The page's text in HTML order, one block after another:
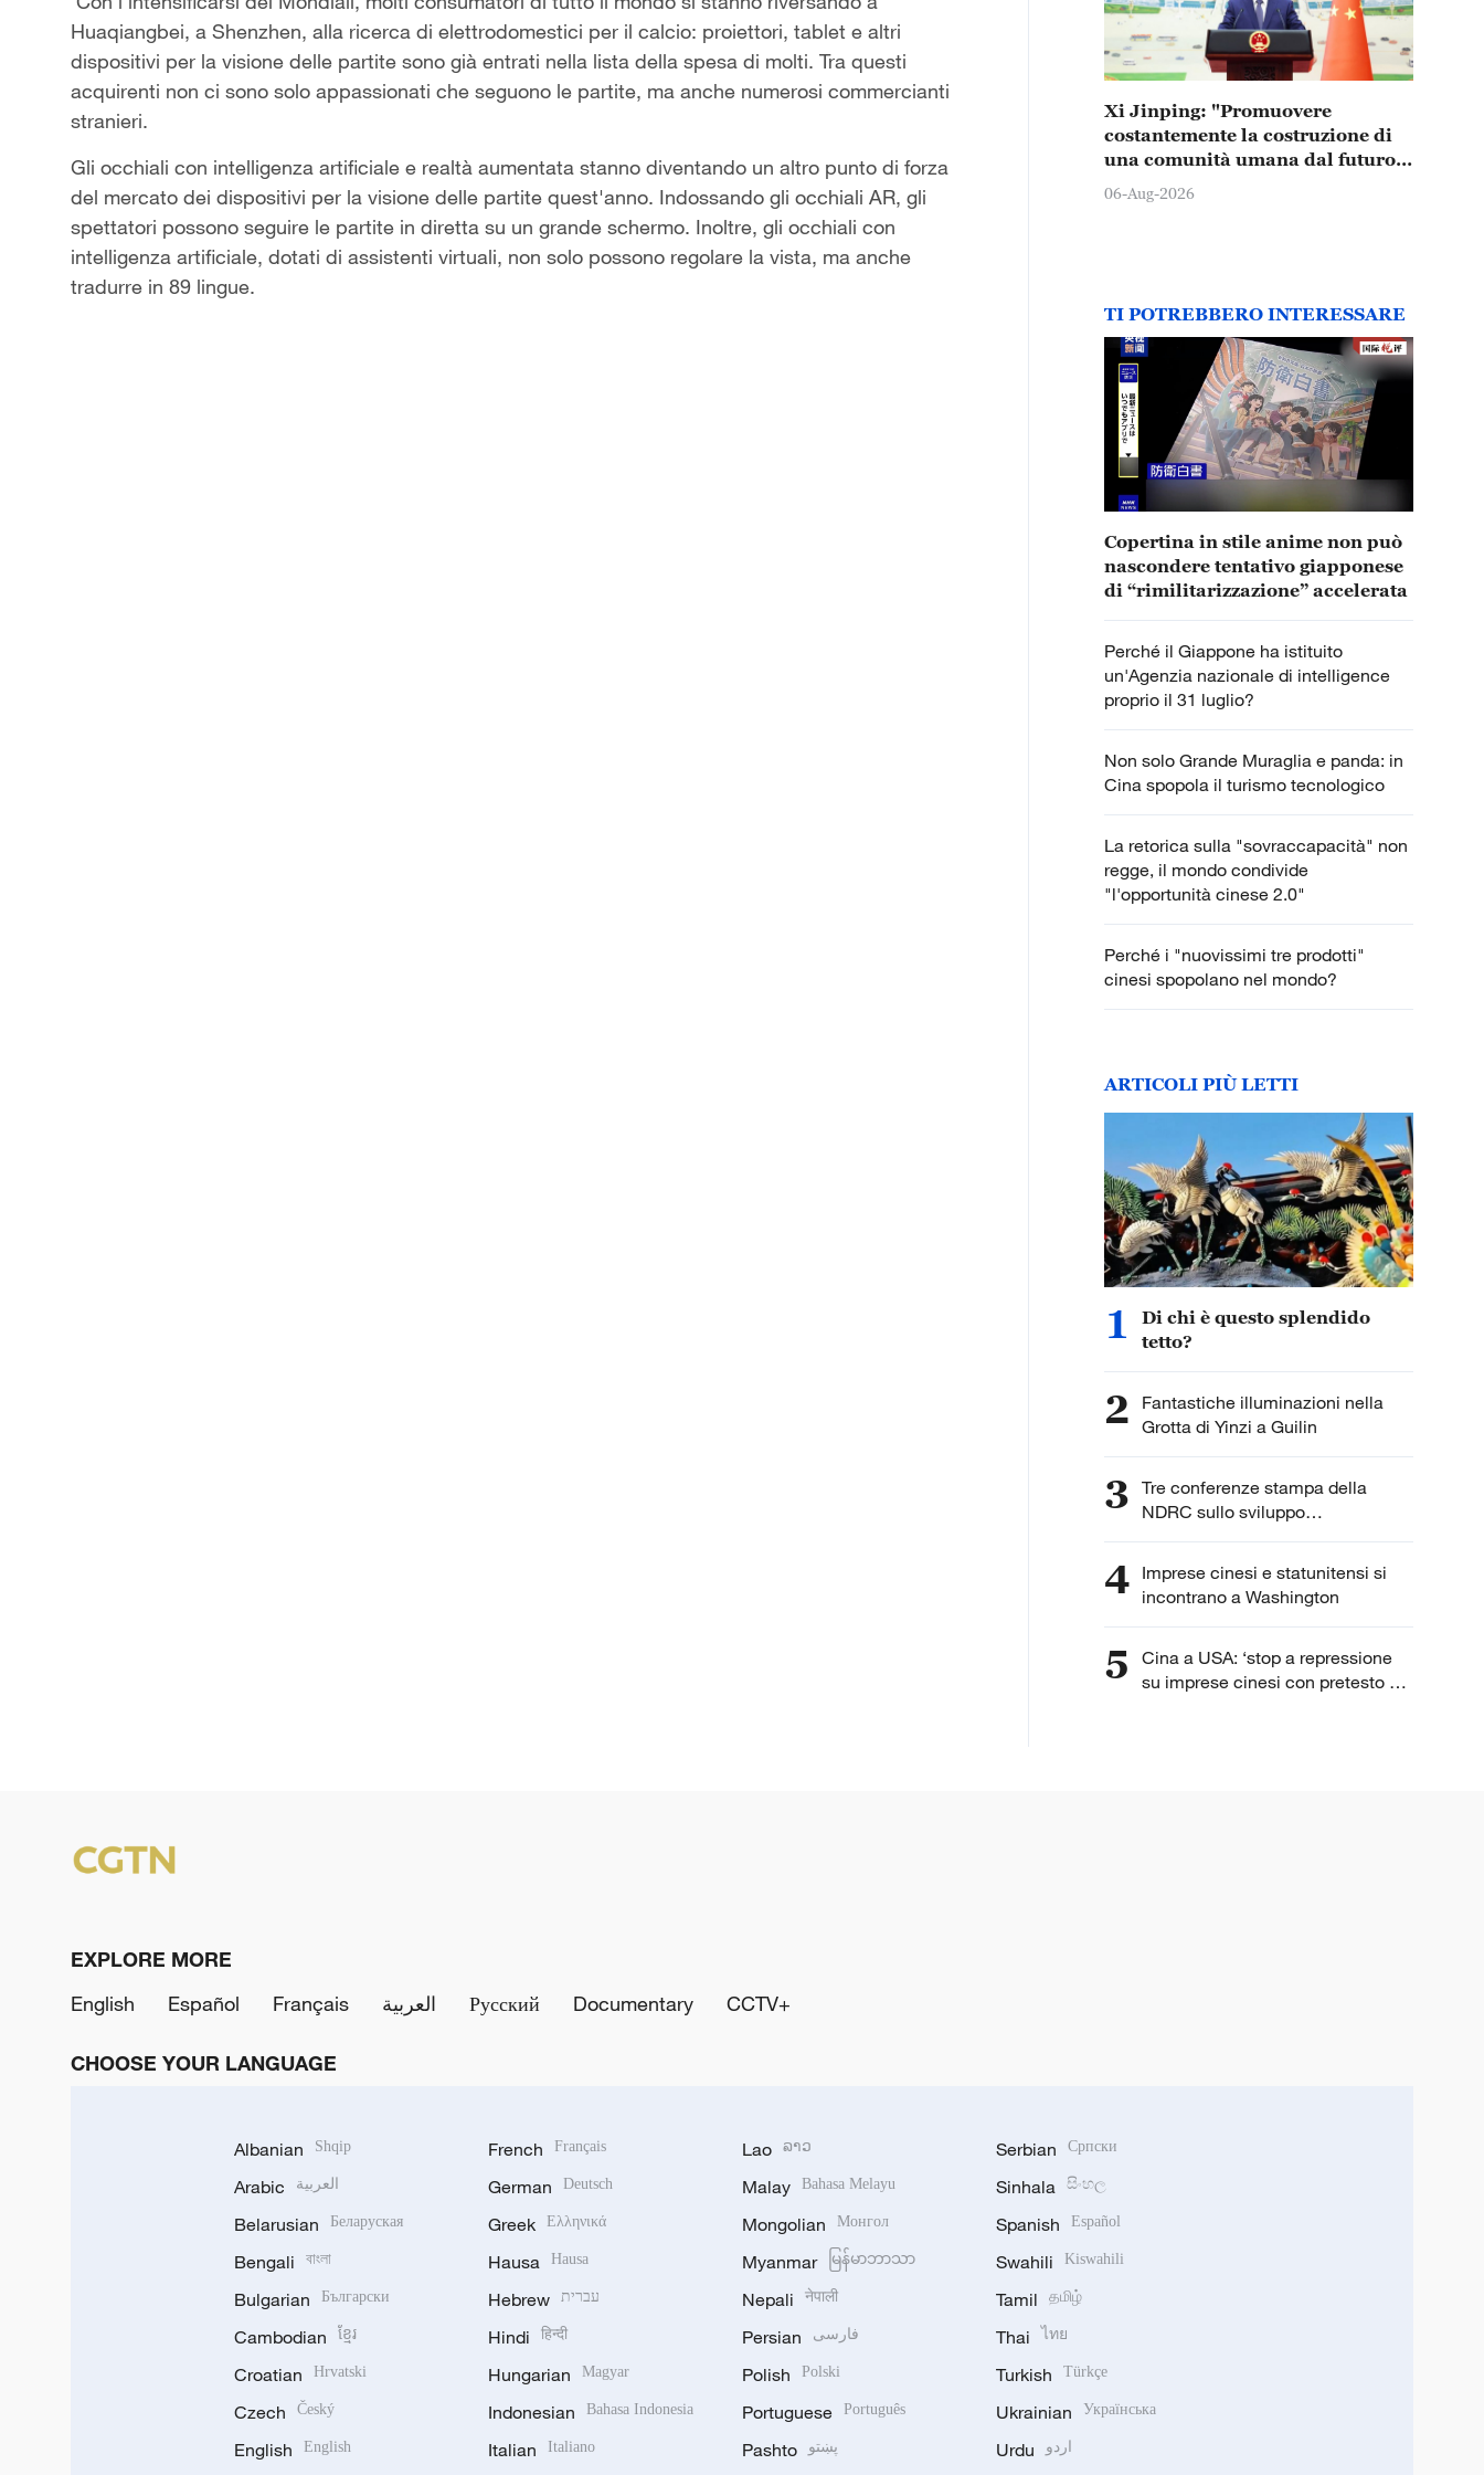
Huaqiangbei, a Shenzhen, alla ricerca di elettrodomestici per il calcio: proiettori, tablet e altri
dispositivi per la visione delle partite sono già entrati nella lista della spesa di molti. Tra questi
acquirenti non ci sono solo appassionati che seguono le partite, ma anche numerosi commercianti
stranieri.
Gli occhiali con intelligenza artificiale e realtà aumentata stanno diventando un altro punto di forza
del mercato dei dispositivi per la visione delle partite quest'anno. Indossando gli occhiali AR, gli
spettatori possono seguire le partite in diretta su un grande schermo. Inoltre, gli occhiali con
intelligenza artificiale, dotati di assistenti virtuali, non solo possono regolare la vista, ma anche
tradurre in 89 lingue.
Xi Jinping: "Promuovere
costantemente la costruzione di
una comunità umana dal futuro
condiviso"
06-Aug-2026
TI POTREBBERO INTERESSARE
Copertina in stile anime non può
nascondere tentativo giapponese
di “rimilitarizzazione” accelerata
Perché il Giappone ha istituito
un'Agenzia nazionale di intelligence
proprio il 31 luglio?
Non solo Grande Muraglia e panda: in
Cina spopola il turismo tecnologico
La retorica sulla "sovraccapacità" non
regge, il mondo condivide
"l'opportunità cinese 2.0"
Perché i "nuovissimi tre prodotti"
cinesi spopolano nel mondo?
ARTICOLI PIÙ LETTI
1
Di chi è questo splendido
tetto?
2
Fantastiche illuminazioni nella
Grotta di Yinzi a Guilin
3 Tre conferenze stampa della
NDRC sullo sviluppo
dell'intelligenza artificiale
4 Imprese cinesi e statunitensi si
incontrano a Washington
5
Cina a USA: ‘stop a repressione
su imprese cinesi con pretesto di
EXPLORE MORE
English
Español Français العربية Русский Documentary CCTV+
CHOOSE YOUR LANGUAGE
Albanian Shqip
Arabic العربية
Belarusian Беларуская
Bengali বাংলা
Bulgarian Български
Cambodian ខ្មែរ
Croatian Hrvatski
Czech Český
English English
French Français
German Deutsch
Greek Ελληνικά
Hausa Hausa
Hebrew עברית
Hindi हिन्दी
Hungarian Magyar
Indonesian Bahasa Indonesia
Italian Italiano
Lao ລາວ
Malay Bahasa Melayu
Mongolian Монгол
Myanmar မြန်မာဘာသာ
Nepali नेपाली
Persian فارسی
Polish Polski
Portuguese Português
Pashto پښتو
Serbian Српски
Sinhala සිංහල
Spanish Español
Swahili Kiswahili
Tamil தமிழ்
Thai ไทย
Turkish Türkçe
Ukrainian Українська
Urdu اردو